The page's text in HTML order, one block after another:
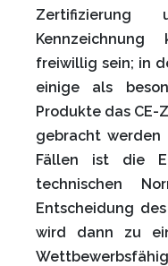
Zertifizierung
freiwillig sein; in
einige als
Produkte das CE-
gebracht werden
Fällen ist die
technischen
Entscheidung
wird dann zu